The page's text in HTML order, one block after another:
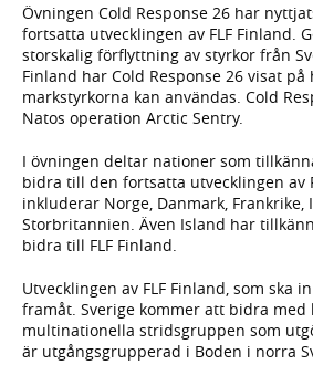
Övningen Cold Response 26 har
fortsatta utvecklingen av FLF Finland.
storskalig förflyttning av styrkor från
Finland har Cold Response 26 visat
markstyrkorna kan användas. Cold
Natos operation Arctic Sentry.
I övningen deltar nationer som
bidra till den fortsatta utvecklingen av
inkluderar Norge, Danmark, Frankrike,
Storbritannien. Även Island har
bidra till FLF Finland.
Utvecklingen av FLF Finland, som ska
framåt. Sverige kommer att bidra med
multinationella stridsgruppen som
är utgångsgrupperad i Boden i norra